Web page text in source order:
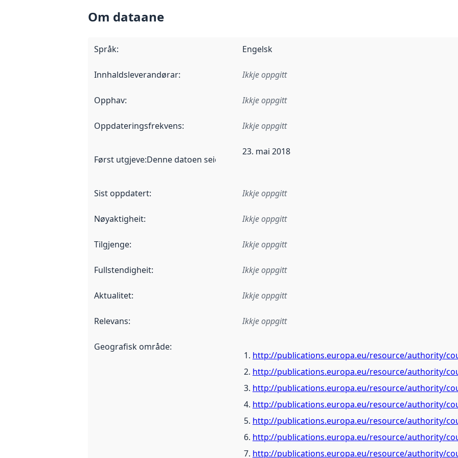
Om dataane
Språk: Engelsk
Innhaldsleverandørar: Ikkje oppgitt
Opphav: Ikkje oppgitt
Oppdateringsfrekvens: Ikkje oppgitt
Først utgjeve:Denne datoen seier når dataa i dette datasettet først blei utgitt. Det kan ha
23. mai 2018
Sist oppdatert: Ikkje oppgitt
Nøyaktigheit: Ikkje oppgitt
Tilgjenge: Ikkje oppgitt
Fullstendigheit: Ikkje oppgitt
Aktualitet: Ikkje oppgitt
Relevans: Ikkje oppgitt
Geografisk område:
http://publications.europa.eu/resource/authority/
http://publications.europa.eu/resource/authority/
http://publications.europa.eu/resource/authority/
http://publications.europa.eu/resource/authority/
http://publications.europa.eu/resource/authority/
http://publications.europa.eu/resource/authority/
http://publications.europa.eu/resource/authority/